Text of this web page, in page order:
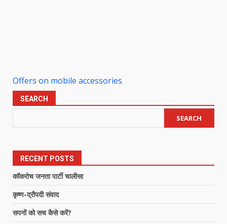
Offers on mobile accessories
SEARCH
SEARCH
RECENT POSTS
कॉकरोच जनता पार्टी चालीसा
कृष्ण-द्रौपदी संवाद
सपनों को सच कैसे करें?